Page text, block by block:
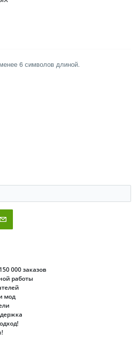
6 символов длиной.
000 заказов
работы
мод